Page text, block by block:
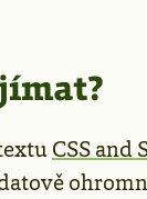
CSS and